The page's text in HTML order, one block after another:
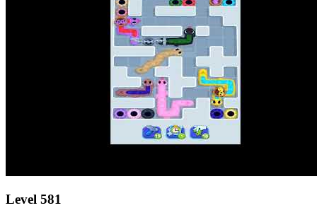
Level 581